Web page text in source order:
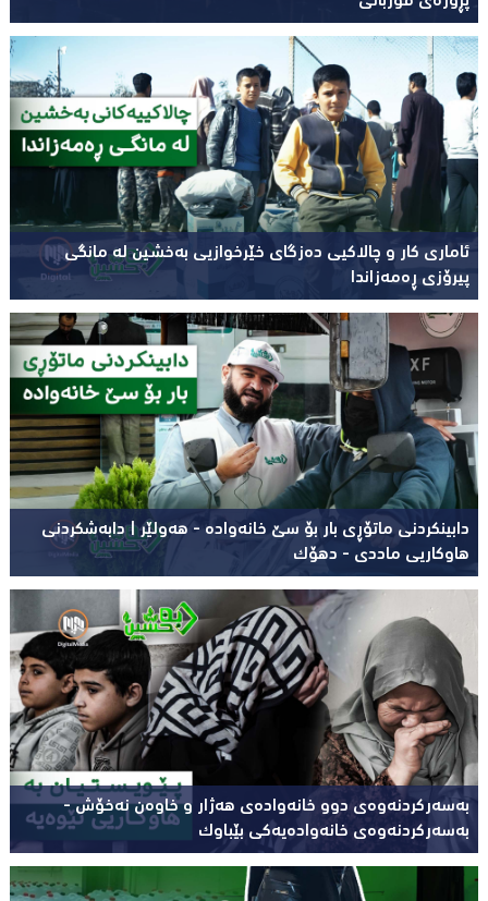
ئاماری کار و چالاکیی دەزگای خێرخوازیی بەخشین لە مانگی
پیرۆزی ڕەمەزاندا
دابینکردنی ماتۆڕی بار بۆ سێ خانەوادە - هەولێر | دابەشکردنی
هاوکاریی ماددی - دهۆک
بەسەرکردنەوەی دوو خانەوادەی هەژار و خاوەن نەخۆش -
بەسەرکردنەوەی خانەوادەیەکی بێباوک